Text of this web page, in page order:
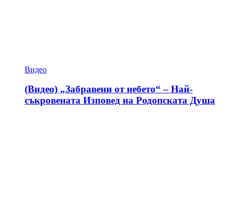
Видео
(Видео) „Забравени от небето“ – Най-
съкровената Изповед на Родопската Душа